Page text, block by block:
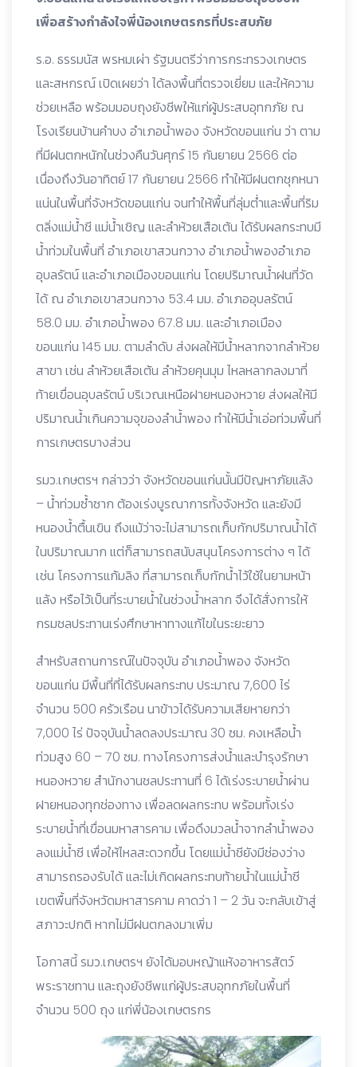
เพื่อสร้างกำลังใจพี่น้องเกษตรกรที่ประสบภัย
ร.อ. ธรรมนัส พรหมเผ่า รัฐมนตรีว่าการกระทรวงเกษตร
และสหกรณ์ เปิดเผยว่า ได้ลงพื้นที่ตรวจเยี่ยม และให้ความ
ช่วยเหลือ พร้อมมอบถุงยังชีพให้แก่ผู้ประสบอุทกภัย ณ
โรงเรียนบ้านคำบง อำเภอน้ำพอง จังหวัดขอนแก่น ว่า ตาม
ที่มีฝนตกหนักในช่วงคืนวันศุกร์ 15 กันยายน 2566 ต่อ
เนื่องถึงวันอาทิตย์ 17 กันยายน 2566 ทำให้มีฝนตกชุกหนา
แน่นในพื้นที่จังหวัดขอนแก่น จนทำให้พื้นที่ลุ่มต่ำและพื้นที่ริม
ตลิ่งแม่น้ำชี แม่น้ำเชิญ และลำห้วยเสือเต้น ได้รับผลกระทบมี
น้ำท่วมในพื้นที่ อำเภอเขาสวนกวาง อำเภอน้ำพองอำเภอ
อุบลรัตน์ และอำเภอเมืองขอนแก่น โดยปริมาณน้ำฝนที่วัด
ได้ ณ อำเภอเขาสวนกวาง 53.4 มม. อำเภออุบลรัตน์
58.0 มม. อำเภอน้ำพอง 67.8 มม. และอำเภอเมือง
ขอนแก่น 145 มม. ตามลำดับ ส่งผลให้มีน้ำหลากจากลำห้วย
สาขา เช่น ลำห้วยเสือเต้น ลำห้วยคุนมุม ไหลหลากลงมาที่
ท้ายเขื่อนอุบลรัตน์ บริเวณเหนือฝายหนองหวาย ส่งผลให้มี
ปริมาณน้ำเกินความจุของลำน้ำพอง ทำให้มีน้ำเอ่อท่วมพื้นที่
การเกษตรบางส่วน
รมว.เกษตรฯ กล่าวว่า จังหวัดขอนแก่นนั้นมีปัญหาภัยแล้ง
– น้ำท่วมซ้ำซาก ต้องเร่งบูรณาการทั้งจังหวัด และยังมี
หนองน้ำตื้นเขิน ถึงแม้ว่าจะไม่สามารถเก็บกักปริมาณน้ำได้
ในปริมาณมาก แต่ก็สามารถสนับสนุนโครงการต่าง ๆ ได้
เช่น โครงการแก้มลิง ที่สามารถเก็บกักน้ำไว้ใช้ในยามหน้า
แล้ง หรือไว้เป็นที่ระบายน้ำในช่วงน้ำหลาก จึงได้สั่งการให้
กรมชลประทานเร่งศึกษาหาทางแก้ไขในระยะยาว
สำหรับสถานการณ์ในปัจจุบัน อำเภอน้ำพอง จังหวัด
ขอนแก่น มีพื้นที่ที่ได้รับผลกระทบ ประมาณ 7,600 ไร่
จำนวน 500 ครัวเรือน นาข้าวได้รับความเสียหายกว่า
7,000 ไร่ ปัจจุบันน้ำลดลงประมาณ 30 ซม. คงเหลือน้ำ
ท่วมสูง 60 – 70 ซม. ทางโครงการส่งน้ำและบำรุงรักษา
หนองหวาย สำนักงานชลประทานที่ 6 ได้เร่งระบายน้ำผ่าน
ฝายหนองทุกช่องทาง เพื่อลดผลกระทบ พร้อมทั้งเร่ง
ระบายน้ำที่เขื่อนมหาสารคาม เพื่อดึงมวลน้ำจากลำน้ำพอง
ลงแม่น้ำชี เพื่อให้ไหลสะดวกขึ้น โดยแม่น้ำชียังมีช่องว่าง
สามารถรองรับได้ และไม่เกิดผลกระทบท้ายน้ำในแม่น้ำชี
เขตพื้นที่จังหวัดมหาสารคาม คาดว่า 1 – 2 วัน จะกลับเข้าสู่
สภาวะปกติ หากไม่มีฝนตกลงมาเพิ่ม
โอกาสนี้ รมว.เกษตรฯ ยังได้มอบหญ้าแห้งอาหารสัตว์
พระราชทาน และถุงยังชีพแก่ผู้ประสบอุทกภัยในพื้นที่
จำนวน 500 ถุง แก่พี่น้องเกษตรกร